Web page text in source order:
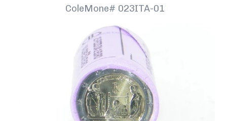
ColeMone# 023ITA-01